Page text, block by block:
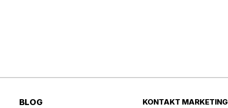
BLOG
KONTAKT MARKETING